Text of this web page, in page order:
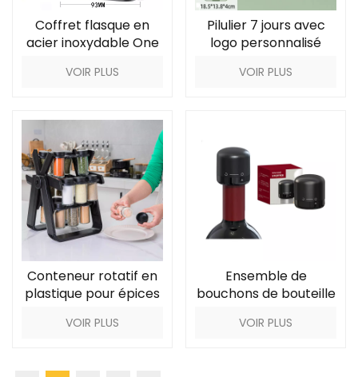
Coffret flasque en
acier inoxydable One
cadeau
VOIR PLUS
Pilulier 7 jours avec
logo personnalisé
VOIR PLUS
Conteneur rotatif en
plastique pour épices
bocaux
VOIR PLUS
Ensemble de
bouchons de bouteille
colorée
VOIR PLUS